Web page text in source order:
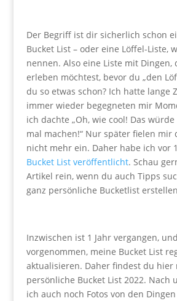
Der Begriff ist dir sicherlich schon
Bucket List – oder eine Löffel-Liste,
nennen. Also eine Liste mit Dingen,
erleben möchtest, bevor du „den
du so etwas schon? Ich hatte lange
immer wieder begegneten mir
ich dachte „Oh, wie cool! Das
mal machen!“ Nur später fielen mir
nicht mehr ein. Daher habe ich vor
Bucket List veröffentlicht. Schau
Artikel rein, wenn du auch Tipps
ganz persönliche Bucketlist
Inzwischen ist 1 Jahr vergangen,
vorgenommen, meine Bucket List
aktualisieren. Daher findest du hier
persönliche Bucket List 2022. Nach
ich auch noch Fotos von den